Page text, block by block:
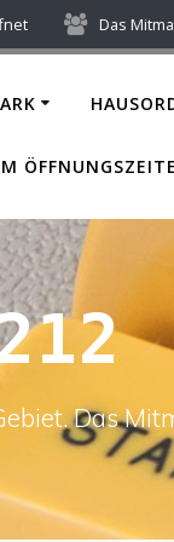
Das
Das